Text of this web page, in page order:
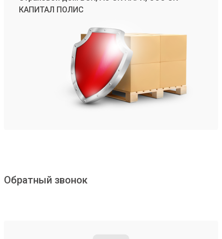
КАПИТАЛ ПОЛИС
Обратный звонок